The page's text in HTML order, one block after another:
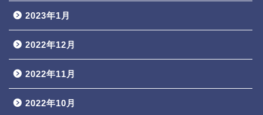
2023年1月
2022年12月
2022年11月
2022年10月